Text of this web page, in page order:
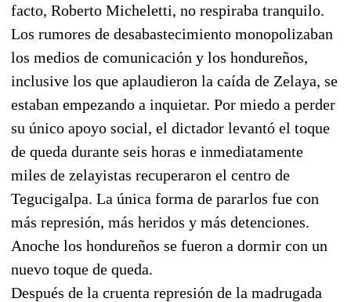
facto, Roberto Micheletti, no respiraba tranquilo.
Los rumores de desabastecimiento monopolizaban
los medios de comunicación y los hondureños,
inclusive los que aplaudieron la caída de Zelaya, se
estaban empezando a inquietar. Por miedo a perder
su único apoyo social, el dictador levantó el toque
de queda durante seis horas e inmediatamente
miles de zelayistas recuperaron el centro de
Tegucigalpa. La única forma de pararlos fue con
más represión, más heridos y más detenciones.
Anoche los hondureños se fueron a dormir con un
nuevo toque de queda.
Después de la cruenta represión de la madrugada